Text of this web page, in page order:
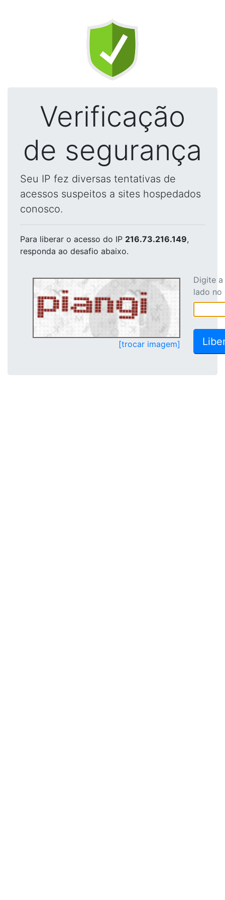
Verificação
de segurança
Seu IP fez diversas tentativas de
acessos suspeitos a sites hospedados
conosco.
Para liberar o acesso do IP 216.73.216.149,
responda ao desafio abaixo.
[trocar imagem]
Digite
lado no